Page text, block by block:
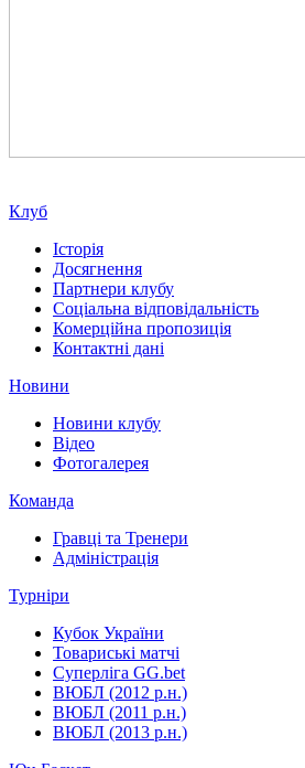
Клуб
Історія
Досягнення
Партнери клубу
Соціальна відповідальність
Комерційна пропозиція
Контактні дані
Новини
Новини клубу
Відео
Фотогалерея
Команда
Гравці та Тренери
Адміністрація
Турніри
Кубок України
Товариські матчі
Суперліга GG.bet
ВЮБЛ (2012 р.н.)
ВЮБЛ (2011 р.н.)
ВЮБЛ (2013 р.н.)